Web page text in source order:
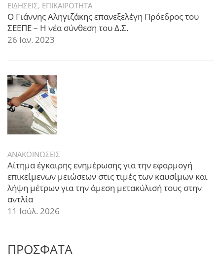
ΕΙΔΗΣΕΙΣ, ΕΠΙΚΑΙΡΟΤΗΤΑ
Ο Γιάννης Αληγιζάκης επανεξελέγη Πρόεδρος του
ΣΕΕΠΕ – Η νέα σύνθεση του Δ.Σ.
26 Ιαν. 2023
ΑΝΑΚΟΙΝΩΣΕΙΣ
Αίτημα έγκαιρης ενημέρωσης για την εφαρμογή
επικείμενων μειώσεων στις τιμές των καυσίμων και
λήψη μέτρων για την άμεση μετακύλισή τους στην
αντλία
11 Ιούλ. 2026
ΠΡΟΣΦΑΤΑ